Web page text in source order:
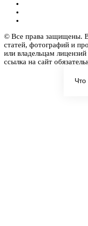
© Все права защищены.
статей, фотографий и
или владельцам
ссылка на сайт